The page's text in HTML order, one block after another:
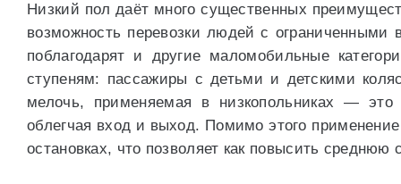
Низкий пол даёт много существенных
возможность перевозки людей с
поблагодарят и другие маломобильные
ступеням: пассажиры с детьми и детскими
мелочь, применяемая в низкопольниках — это
облегчая вход и выход. Помимо этого
остановках, что позволяет как повысить